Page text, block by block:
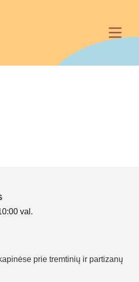
val.
prie tremtinių ir partizanų